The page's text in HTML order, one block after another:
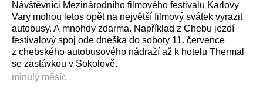
Návštěvníci Mezinárodního filmového festivalu Karlovy
Vary mohou letos opět na největší filmový svátek vyrazit
autobusy. A mnohdy zdarma. Například z Chebu jezdí
festivalový spoj ode dneška do soboty 11. července
z chebského autobusového nádraží až k hotelu Thermal
se zastávkou v Sokolově.
minulý měsíc